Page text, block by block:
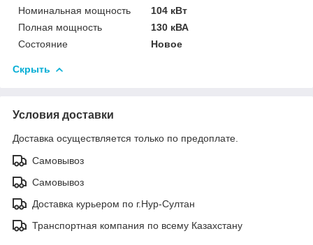
Номинальная мощность
104 кВт
Полная мощность
130 кВА
Состояние
Новое
Скрыть
Условия доставки
Доставка осуществляется только по предоплате.
Самовывоз
Самовывоз
Доставка курьером по г.Нур-Султан
Транспортная компания по всему Казахстану